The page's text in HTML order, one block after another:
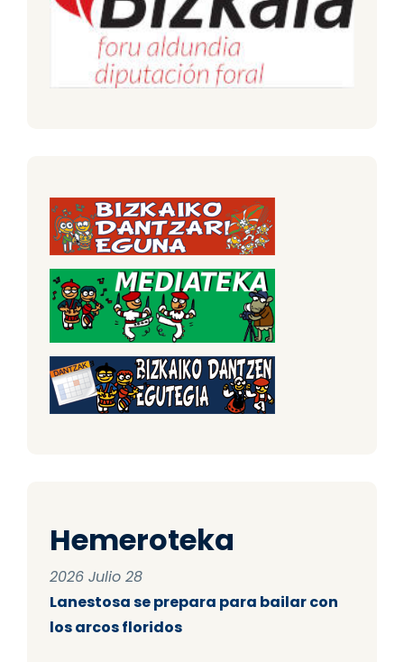
Hemeroteka
2026 Julio 28
Lanestosa se prepara para bailar con
los arcos floridos